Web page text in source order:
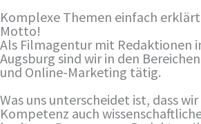
Komplexe Themen einfach erklärt
Motto!
Als Filmagentur mit Redaktionen
Augsburg sind wir in den
und Online-Marketing tätig.
Was uns unterscheidet ist, dass
Kompetenz auch